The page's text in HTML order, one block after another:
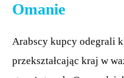
Omanie
Arabscy kupcy odegrali
przekształcając kraj w